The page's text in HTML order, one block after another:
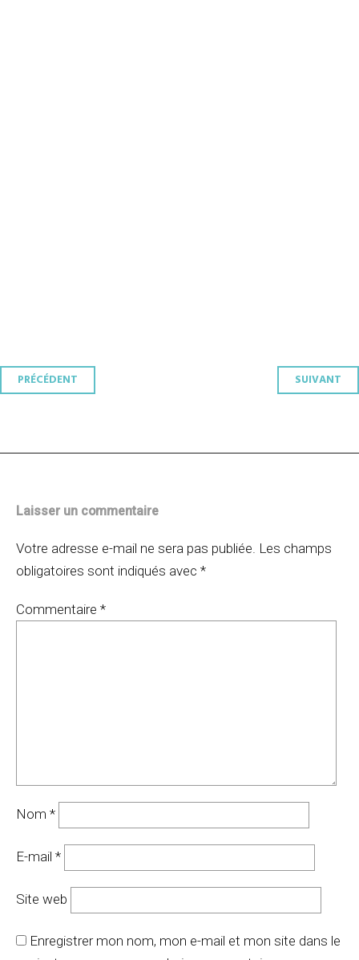
Navigation
PRÉCÉDENT SUIVANT
Laisser un commentaire
Votre adresse e-mail ne sera pas publiée. Les champs
obligatoires sont indiqués avec *
Commentaire *
Nom *
E-mail *
Site web
Enregistrer mon nom, mon e-mail et mon site dans le